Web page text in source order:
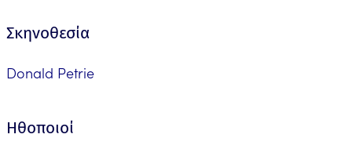
Σκηνοθεσία
Donald Petrie
Ηθοποιοί